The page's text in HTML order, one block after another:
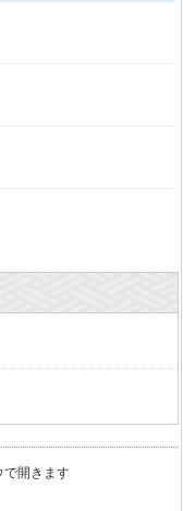
で開きます